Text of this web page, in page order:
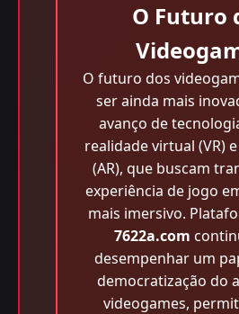
O Futuro
O futuro dos
ser ainda mais
avanço de
realidade virtual (VR)
(AR), que buscam
experiência de jogo
mais imersivo.
7622a.com
desempenhar um
democratização do
videogames,